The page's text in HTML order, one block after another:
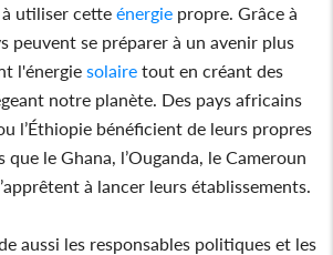
utiliser cette énergie propre. Grâce à
peuvent se préparer à un avenir plus
l'énergie solaire tout en créant des
notre planète. Des pays africains
l’Éthiopie bénéficient de leurs propres
que le Ghana, l’Ouganda, le Cameroun
à lancer leurs établissements.
aussi les responsables politiques et les